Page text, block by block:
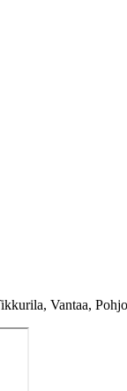
Vantaa,